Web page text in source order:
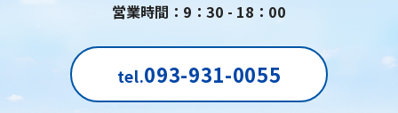
営業時間：9：30 - 18：00
tel.093-931-0055